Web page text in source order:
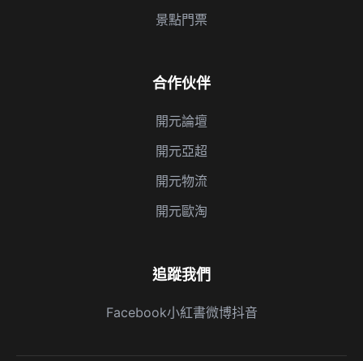
景點門票
合作伙伴
開元論壇
開元亞超
開元物流
開元歐淘
追蹤我們
Facebook小紅書微博抖音